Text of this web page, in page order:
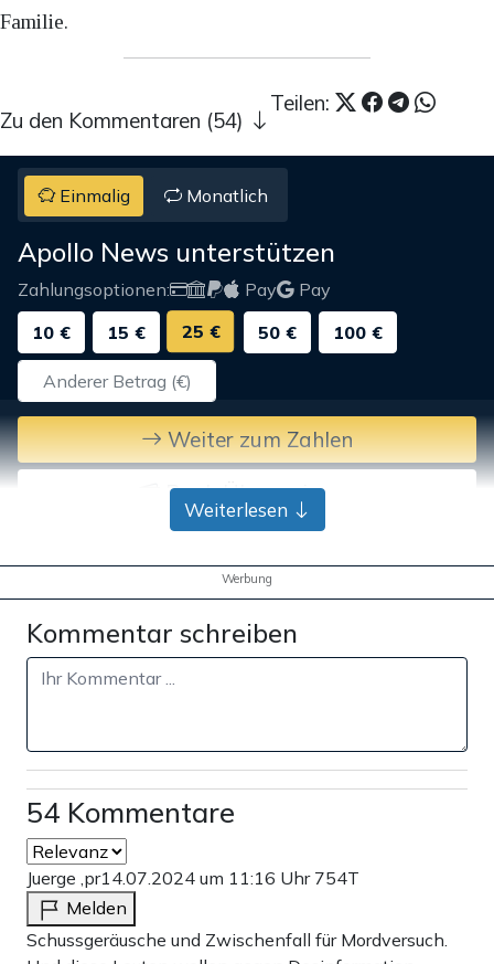
Familie.
Teilen:
Zu den Kommentaren (54)
Einmalig Monatlich
Apollo News unterstützen
Zahlungsoptionen: Pay
Pay
10 €
15 € 25 € 50 € 100 €
Weiter zum Zahlen
Bank-Überweisung
Weiterlesen
Werbung
Kommentar schreiben
54 Kommentare
Juerge ,pr14.07.2024 um 11:16 Uhr 754T
Melden
Schussgeräusche und Zwischenfall für Mordversuch.